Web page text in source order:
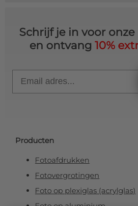
Schrijf je in voor
en ontvang 10%
Producten
Fotoafdrukken
Fotovergrotingen
Foto op plexiglas (acrylglas)